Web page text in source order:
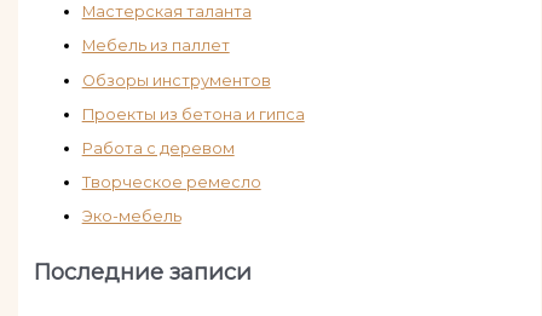
Мастерская таланта
Мебель из паллет
Обзоры инструментов
Проекты из бетона и гипса
Работа с деревом
Творческое ремесло
Эко-мебель
Последние записи